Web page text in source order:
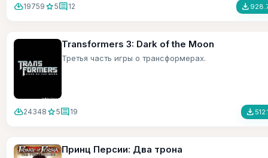
cloud_download19759 star5comment12 file_download
Transformers 3: Dark of the Moon
Третья часть игры о трансформерах.
cloud_download24348 star5comment19 file_download
Принц Персии: Два трона